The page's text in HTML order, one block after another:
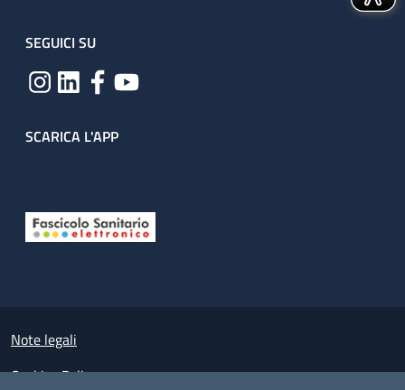
SEGUICI SU
SCARICA L'APP
Small prints
Note legali
Cookies Policy